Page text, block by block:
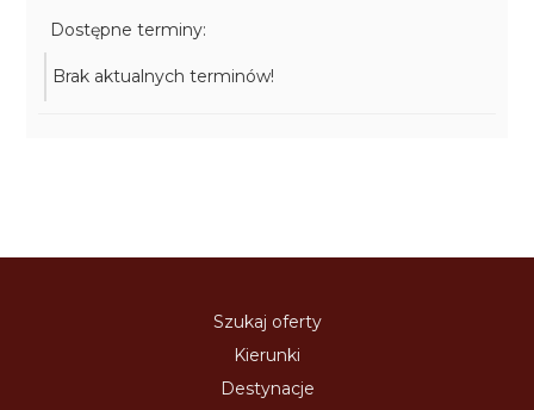
Dostępne terminy:
Brak aktualnych terminów!
Szukaj oferty
Kierunki
Destynacje